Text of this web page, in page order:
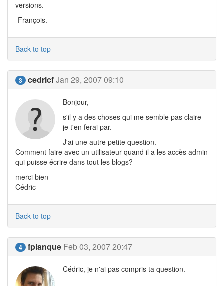
versions.
-François.
Back to top
3 cedricfJan 29, 2007 09:10
Bonjour,
s'il y a des choses qui me semble pas claire
je t'en ferai par.
J'ai une autre petite question.
Comment faire avec un utilisateur quand il a les accès admin
qui puisse écrire dans tout les blogs?
merci bien
Cédric
Back to top
4 fplanque Feb 03, 2007 20:47
Cédric, je n'ai pas compris ta question.